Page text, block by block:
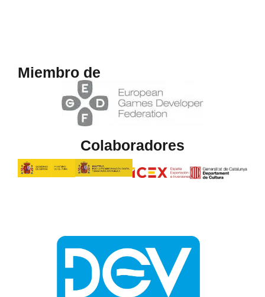
Miembro de
Colaboradores